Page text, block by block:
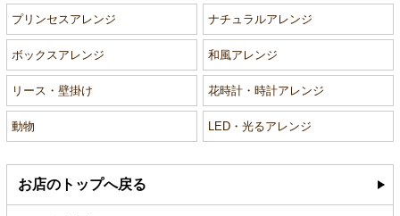
プリンセスアレンジ ナチュラルアレンジ
ボックスアレンジ 和風アレンジ
リース・壁掛け 花時計・時計アレンジ
動物 LED・光るアレンジ
お店のトップへ戻る